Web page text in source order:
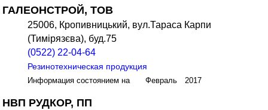
ГАЛЕОНСТРОЙ, ТОВ
25006, Кропивницький, вул.Тараса Карпи
(Тимірязєва), буд.75
(0522) 22-04-64
Резинотехническая продукция
Информация состоянием на Февраль 2017
НВП РУДКОР, ПП